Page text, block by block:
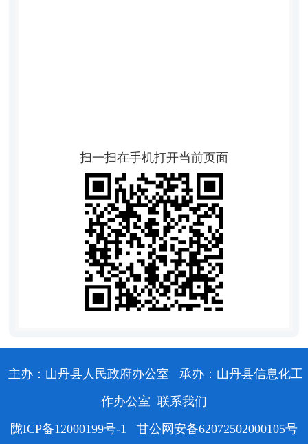
扫一扫在手机打开当前页面
主办：山丹县人民政府办公室
承办：山丹县信息化工
作办公室 联系我们
陇ICP备12000199号-1
甘公网安备62072502000105号